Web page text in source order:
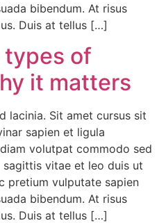
bibendum. At risus
Duis at tellus […]
of
it matters
lacinia. Sit amet cursus sit
sapien et ligula
volutpat commodo sed
sagittis vitae et leo duis ut
pretium vulputate sapien
bibendum. At risus
Duis at tellus […]